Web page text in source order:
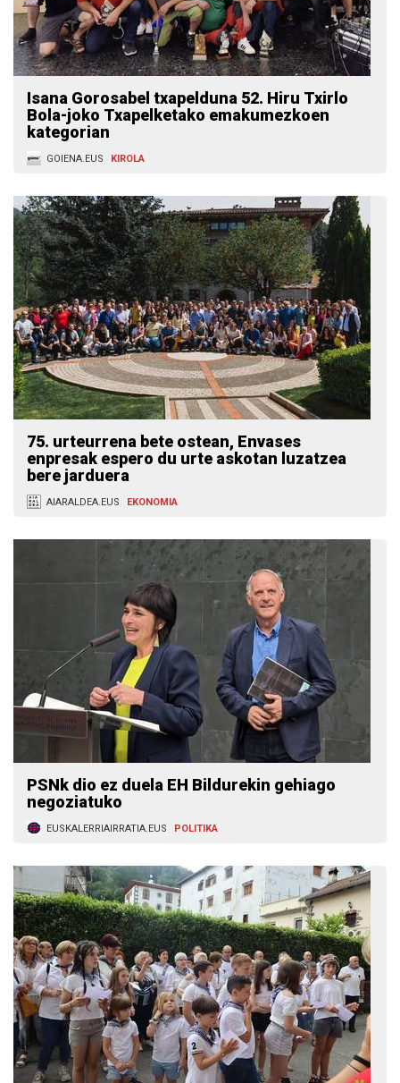
Isana Gorosabel txapelduna 52. Hiru Txirlo
Bola-joko Txapelketako emakumezkoen
kategorian
GOIENA.EUS KIROLA
75. urteurrena bete ostean, Envases
enpresak espero du urte askotan luzatzea
bere jarduera
AIARALDEA.EUS EKONOMIA
PSNk dio ez duela EH Bildurekin gehiago
negoziatuko
EUSKALERRIAIRRATIA.EUS POLITIKA